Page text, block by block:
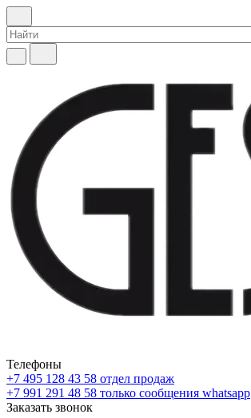
Телефоны
+7 495 128 43 58 отдел продаж
+7 991 291 48 58 только сообщения whatsapp
Заказать звонок